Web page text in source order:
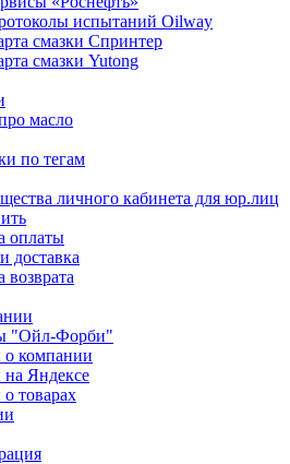
испытаний Oilway
смазки Спринтер
смазки Yutong
масло
по тегам
личного кабинета для юр.лиц
оплаты
доставка
возврата
"Ойл-Форби"
компании
Яндексе
товарах